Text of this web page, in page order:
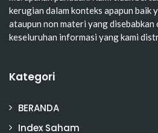
kerugian dalam konteks apapun baik
ataupun non materi yang disebabkan
keseluruhan informasi yang kami
Kategori
BERANDA
Index Saham